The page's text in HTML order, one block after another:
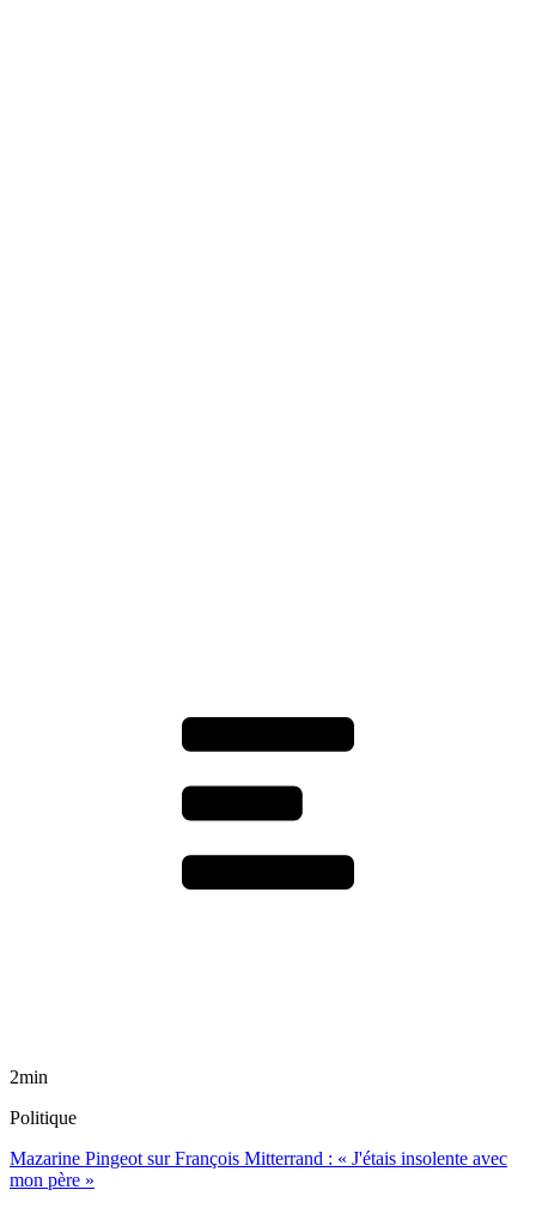
2min
Politique
Mazarine Pingeot sur François Mitterrand : « J'étais insolente avec
mon père »